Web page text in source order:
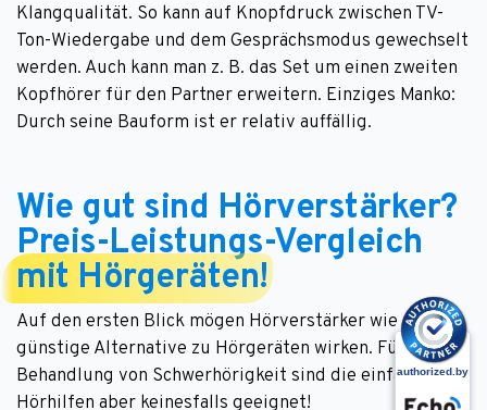
Klangqualität. So kann auf Knopfdruck zwischen TV-
Ton-Wiedergabe und dem Gesprächsmodus gewechselt
werden. Auch kann man z. B. das Set um einen zweiten
Kopfhörer für den Partner erweitern. Einziges Manko:
Durch seine Bauform ist er relativ auffällig.
Wie gut sind Hörverstärker?
Preis-Leistungs-Vergleich
mit Hörgeräten!
Auf den ersten Blick mögen Hörverstärker wie eine
günstige Alternative zu Hörgeräten wirken. Für die
Behandlung von Schwerhörigkeit sind die einfachen
Hörhilfen aber keinesfalls geeignet!